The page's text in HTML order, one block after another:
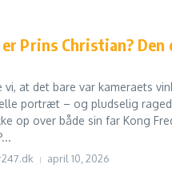
Prins Christian? Den
vi, at det bare var kameraets
portræt – og pludselig
op over både sin far Kong
april 10, 2026